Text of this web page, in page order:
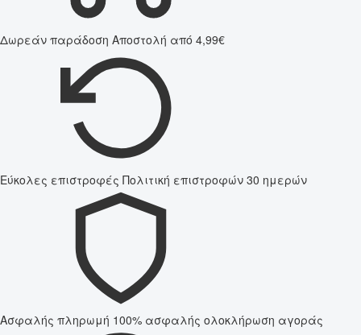
Δωρεάν παράδοση Αποστολή από 4,99€
Εύκολες επιστροφές Πολιτική επιστροφών 30 ημερών
Ασφαλής πληρωμή 100% ασφαλής ολοκλήρωση αγοράς